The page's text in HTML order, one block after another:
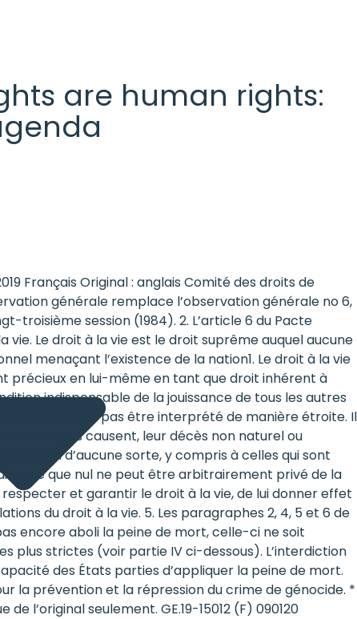
are human rights:
Français Original : anglais Comité des droits de
générale remplace l’observation générale no 6,
troisième session (1984). 2. L’article 6 du Pacte
Le droit à la vie est le droit suprême auquel aucune
menaçant l’existence de la nation1. Le droit à la vie
précieux en lui-même en tant que droit inhérent à
indispensable de la jouissance de tous les autres
qui ne devrait pas être interprété de manière étroite. Il
qu’ils causent, leur décès non naturel ou
d’aucune sorte, y compris à celles qui sont
que nul ne peut être arbitrairement privé de la
et garantir le droit à la vie, de lui donner effet
du droit à la vie. 5. Les paragraphes 2, 4, 5 et 6 de
encore aboli la peine de mort, celle-ci ne soit
plus strictes (voir partie IV ci-dessous). L’interdiction
des États parties d’appliquer la peine de mort.
la prévention et la répression du crime de génocide. *
l’original seulement. GE.19-15012 (F) 090120